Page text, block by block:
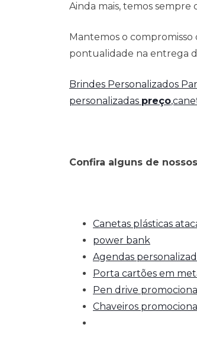
Ainda mais, temos sempre
Mantemos o
pontualidade na entrega
Brindes Personalizados
personalizadas preço
Confira alguns de
Canetas plásticas
power bank
Agendas
Porta cartões em
Pen drive promocional
Chaveiros